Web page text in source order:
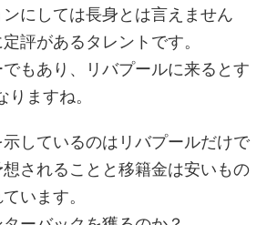
にしては長身とは言えません
評があるタレントです。
もあり、リバプールに来るとす
ますね。
しているのはリバプールだけで
されることと移籍金は安いもの
います。